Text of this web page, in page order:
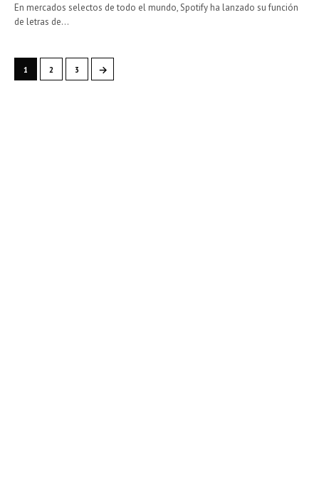
En mercados selectos de todo el mundo, Spotify ha lanzado su función
de letras de…
1 2 3 →